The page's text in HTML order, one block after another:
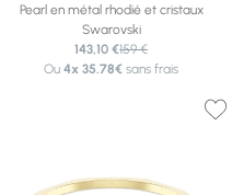
Pearl en métal rhodié et cristaux
Swarovski
143,10 €159 €
Ou4x 35.78€ sans frais